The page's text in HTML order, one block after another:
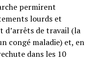
permirent
lourds et
d’arrêts de travail (la
congé maladie) et, en
dans les 10